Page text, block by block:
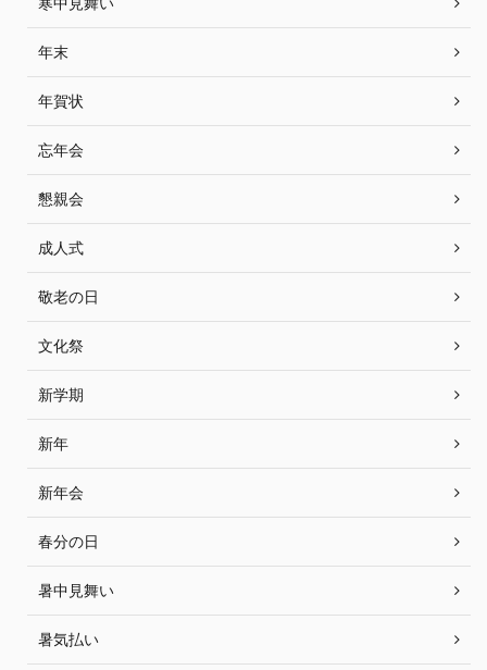
年末
年賀状
忘年会
懇親会
成人式
敬老の日
文化祭
新学期
新年
新年会
春分の日
暑中見舞い
暑気払い